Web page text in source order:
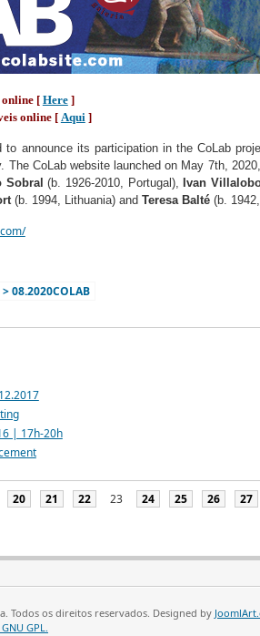
[ Here ]
online [ Aqui ]
to announce its participation in the CoLab
The CoLab website launched on May 7th,
Sobral (b. 1926-2010, Portugal), Ivan
(b. 1994, Lithuania) and Teresa Balté(b.
08.2020COLAB
| 17h-20h
20 21 22 23 24 25 26 27
Todos os direitos reservados. Designed by
GPL.